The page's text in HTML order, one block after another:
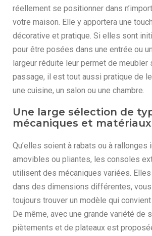
réellement se positionner dans
votre maison. Elle y apportera une
décorative et pratique. Si elles sont
pour être posées dans une entrée ou
largeur réduite leur permet de meubler
passage, il est tout aussi pratique de
une cuisine, un salon ou une chambre.
Une large sélection de
mécaniques et matériaux
Qu’elles soient à rabats ou à rallonges
amovibles ou pliantes, les consoles
utilisent des mécaniques variées.
dans des dimensions différentes,
toujours trouver un modèle qui
De même, avec une grande variété de
piètements et de plateaux est